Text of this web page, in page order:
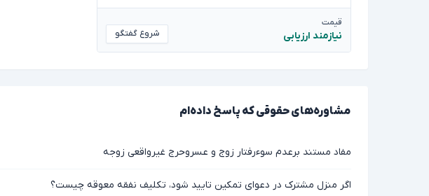
قیمت
نیازمند ارزیابی شروع گفتگو
مشاوره‌های حقوقی که پاسخ داده‌ام
مفاد مستند برعدم سوءرفتار زوج و عسروحرج غیرواقعی زوجه
اگر منزل مشترک در دعوای تمکین تایید شود، تکلیف نفقه معوقه چیست؟